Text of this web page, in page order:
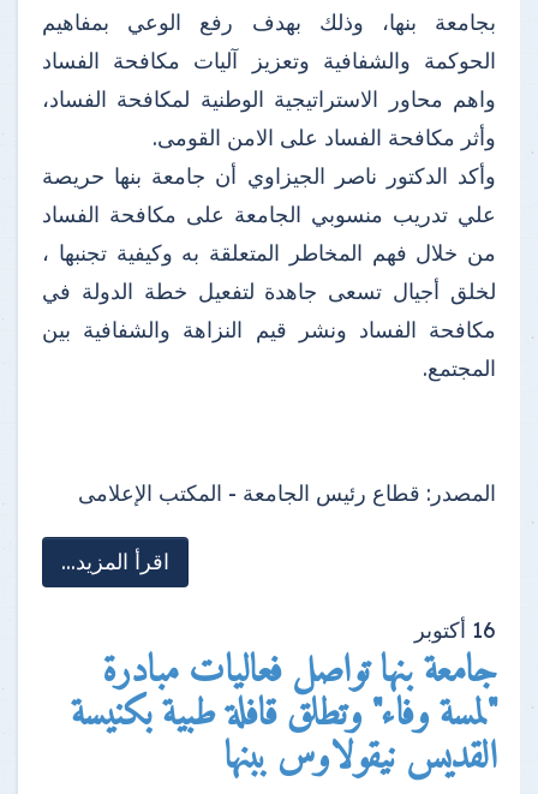
بجامعة بنها، وذلك بهدف رفع الوعي بمفاهيم
الحوكمة والشفافية وتعزيز آليات مكافحة الفساد
واهم محاور الاستراتيجية الوطنية لمكافحة الفساد،
وأثر مكافحة الفساد على الامن القومى.
وأكد الدكتور ناصر الجيزاوي أن جامعة بنها حريصة
علي تدريب منسوبي الجامعة على مكافحة الفساد
من خلال فهم المخاطر المتعلقة به وكيفية تجنبها ،
لخلق أجيال تسعى جاهدة لتفعيل خطة الدولة في
مكافحة الفساد ونشر قيم النزاهة والشفافية بين
المجتمع.
المصدر: قطاع رئيس الجامعة - المكتب الإعلامى
اقرأ المزيد...
16 أكتوبر
جامعة بنها تواصل فعاليات مبادرة
"لمسة وفاء" وتطلق قافلة طبية بكنيسة
القديس نيقولاوس ببنها